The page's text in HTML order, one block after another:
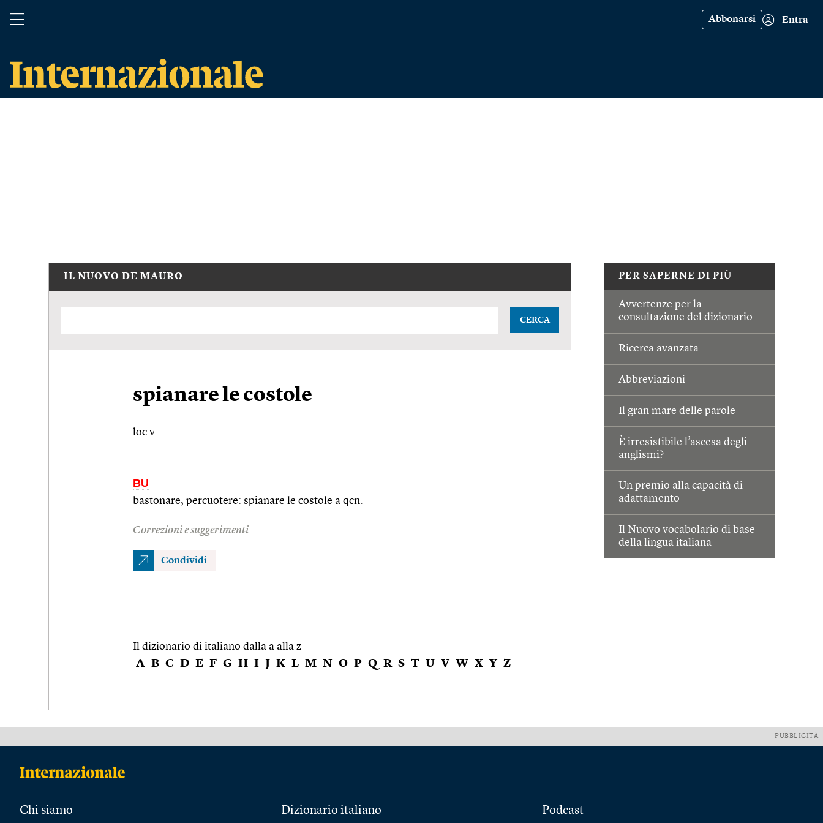
Abbonarsi Entra
PER SAPERNE DI PIÙ
Avvertenze per la
consultazione del dizionario
Ricerca avanzata
Abbreviazioni
Il gran mare delle parole
È irresistibile l’ascesa degli
anglismi?
Un premio alla capacità di
adattamento
Il Nuovo vocabolario di base
della lingua italiana
IL NUOVO DE MAURO
CERCA
spianare le costole
loc.v.
BU
bastonare, percuotere: spianare le costole a qcn.
Correzioni e suggerimenti
Condividi
Il dizionario di italiano dalla a alla z
A B C D E F G H I J K L M N O P Q R S T U V W X Y Z
PUBBLICITÀ
Chi siamo Dizionario italiano Podcast